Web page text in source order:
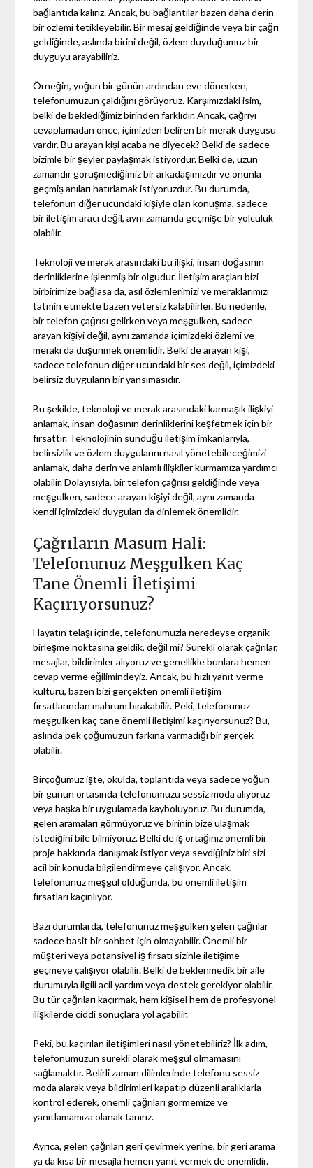
bağlantıda kalırız. Ancak, bu bağlantılar bazen daha derin
bir özlemi tetikleyebilir. Bir mesaj geldiğinde veya bir çağrı
geldiğinde, aslında birini değil, özlem duyduğumuz bir
duyguyu arayabiliriz.
Örneğin, yoğun bir günün ardından eve dönerken,
telefonumuzun çaldığını görüyoruz. Karşımızdaki isim,
belki de beklediğimiz birinden farklıdır. Ancak, çağrıyı
cevaplamadan önce, içimizden beliren bir merak duygusu
vardır. Bu arayan kişi acaba ne diyecek? Belki de sadece
bizimle bir şeyler paylaşmak istiyordur. Belki de, uzun
zamandır görüşmediğimiz bir arkadaşımızdır ve onunla
geçmiş anıları hatırlamak istiyoruzdur. Bu durumda,
telefonun diğer ucundaki kişiyle olan konuşma, sadece
bir iletişim aracı değil, aynı zamanda geçmişe bir yolculuk
olabilir.
Teknoloji ve merak arasındaki bu ilişki, insan doğasının
derinliklerine işlenmiş bir olgudur. İletişim araçları bizi
birbirimize bağlasa da, asıl özlemlerimizi ve meraklarımızı
tatmin etmekte bazen yetersiz kalabilirler. Bu nedenle,
bir telefon çağrısı gelirken veya meşgulken, sadece
arayan kişiyi değil, aynı zamanda içimizdeki özlemi ve
merakı da düşünmek önemlidir. Belki de arayan kişi,
sadece telefonun diğer ucundaki bir ses değil, içimizdeki
belirsiz duyguların bir yansımasıdır.
Bu şekilde, teknoloji ve merak arasındaki karmaşık ilişkiyi
anlamak, insan doğasının derinliklerini keşfetmek için bir
fırsattır. Teknolojinin sunduğu iletişim imkanlarıyla,
belirsizlik ve özlem duygularını nasıl yönetebileceğimizi
anlamak, daha derin ve anlamlı ilişkiler kurmamıza yardımcı
olabilir. Dolayısıyla, bir telefon çağrısı geldiğinde veya
meşgulken, sadece arayan kişiyi değil, aynı zamanda
kendi içimizdeki duyguları da dinlemek önemlidir.
Çağrıların Masum Hali:
Telefonunuz Meşgulken Kaç
Tane Önemli İletişimi
Kaçırıyorsunuz?
Hayatın telaşı içinde, telefonumuzla neredeyse organik
birleşme noktasına geldik, değil mi? Sürekli olarak çağrılar,
mesajlar, bildirimler alıyoruz ve genellikle bunlara hemen
cevap verme eğilimindeyiz. Ancak, bu hızlı yanıt verme
kültürü, bazen bizi gerçekten önemli iletişim
fırsatlarından mahrum bırakabilir. Peki, telefonunuz
meşgulken kaç tane önemli iletişimi kaçırıyorsunuz? Bu,
aslında pek çoğumuzun farkına varmadığı bir gerçek
olabilir.
Birçoğumuz işte, okulda, toplantıda veya sadece yoğun
bir günün ortasında telefonumuzu sessiz moda alıyoruz
veya başka bir uygulamada kayboluyoruz. Bu durumda,
gelen aramaları görmüyoruz ve birinin bize ulaşmak
istediğini bile bilmiyoruz. Belki de iş ortağınız önemli bir
proje hakkında danışmak istiyor veya sevdiğiniz biri sizi
acil bir konuda bilgilendirmeye çalışıyor. Ancak,
telefonunuz meşgul olduğunda, bu önemli iletişim
fırsatları kaçırılıyor.
Bazı durumlarda, telefonunuz meşgulken gelen çağrılar
sadece basit bir sohbet için olmayabilir. Önemli bir
müşteri veya potansiyel iş fırsatı sizinle iletişime
geçmeye çalışıyor olabilir. Belki de beklenmedik bir aile
durumuyla ilgili acil yardım veya destek gerekiyor olabilir.
Bu tür çağrıları kaçırmak, hem kişisel hem de profesyonel
ilişkilerde ciddi sonuçlara yol açabilir.
Peki, bu kaçırılan iletişimleri nasıl yönetebiliriz? İlk adım,
telefonumuzun sürekli olarak meşgul olmamasını
sağlamaktır. Belirli zaman dilimlerinde telefonu sessiz
moda alarak veya bildirimleri kapatıp düzenli aralıklarla
kontrol ederek, önemli çağrıları görmemize ve
yanıtlamamıza olanak tanırız.
Ayrıca, gelen çağrıları geri çevirmek yerine, bir geri arama
ya da kısa bir mesajla hemen yanıt vermek de önemlidir.